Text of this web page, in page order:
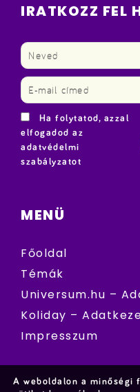
IRATKOZZ FEL
Ha folytatod, azzal
elfogadod az
adatvédelmi
szabályzatot
MENÜ
Főoldal
Témák
Universum.hu –
Koliday –
Impresszum
A weboldalon a minőségi